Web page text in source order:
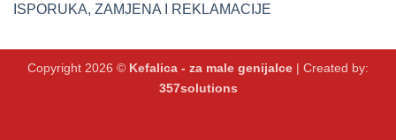
ISPORUKA, ZAMJENA I REKLAMACIJE
Copyright 2026 © Kefalica - za male genijalce | Created by:
357solutions